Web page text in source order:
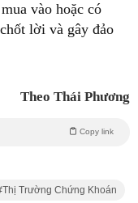
vào hoặc có
lời và gây đảo
Theo Thái Phương
Copy link
Thị Trường Chứng Khoán